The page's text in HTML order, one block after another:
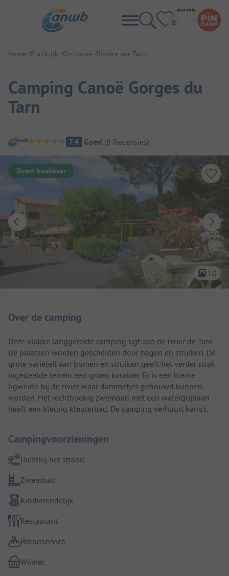
Home Frankrijk Occitanië Rivière-sur-Tarn
Camping Canoë Gorges du
Tarn
Camping overzicht
7.4 Goed (8 Recensies)
Direct boekbaar
10
Over de camping
Deze vlakke langgerekte camping ligt aan de rivier de Tarn.
De plaatsen worden gescheiden door hagen en struiken. De
grote variëteit aan bomen en struiken geeft het verder strak
ingedeelde terrein een groen karakter. Er is een kleine
ligweide bij de rivier waar dammetjes gebouwd kunnen
worden. Het rechthoekig zwembad met een waterglijbaan
heeft een kleurig kleuterbad. De camping verhuurt kano’s.
Campingvoorzieningen
Dichtbij het strand
Zwembad
Kindvriendelijk
Restaurant
Broodservice
Winkel